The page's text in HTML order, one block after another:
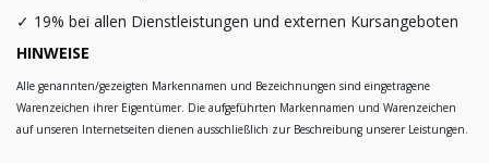
✓ 19% bei allen Dienstleistungen und externen Kursangeboten
HINWEISE
Alle genannten/gezeigten Markennamen und Bezeichnungen sind eingetragene
Warenzeichen ihrer Eigentümer. Die aufgeführten Markennamen und Warenzeichen
auf unseren Internetseiten dienen ausschließlich zur Beschreibung unserer Leistungen.